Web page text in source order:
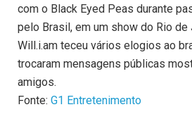
com o Black Eyed Peas durante
pelo Brasil, em um show do Rio de
Will.i.am teceu vários elogios ao
trocaram mensagens públicas
amigos.
Fonte: G1 Entretenimento